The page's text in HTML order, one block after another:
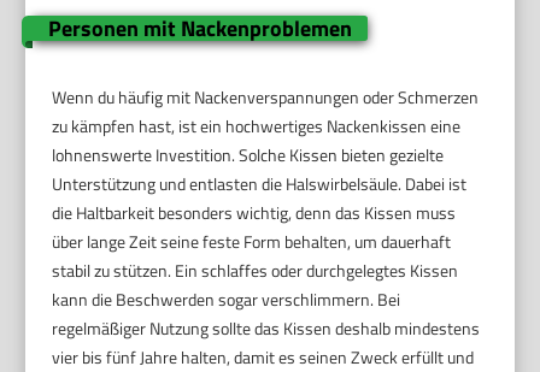
Personen mit Nackenproblemen
Wenn du häufig mit Nackenverspannungen oder Schmerzen
zu kämpfen hast, ist ein hochwertiges Nackenkissen eine
lohnenswerte Investition. Solche Kissen bieten gezielte
Unterstützung und entlasten die Halswirbelsäule. Dabei ist
die Haltbarkeit besonders wichtig, denn das Kissen muss
über lange Zeit seine feste Form behalten, um dauerhaft
stabil zu stützen. Ein schlaffes oder durchgelegtes Kissen
kann die Beschwerden sogar verschlimmern. Bei
regelmäßiger Nutzung sollte das Kissen deshalb mindestens
vier bis fünf Jahre halten, damit es seinen Zweck erfüllt und